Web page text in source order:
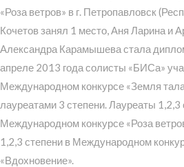
«Роза ветров» в г. Петропавловск
Кочетов занял 1 место, Аня Ларина и
Александра Карамышева стала
апреле 2013 года солисты «БИСа»
Международном конкурсе «Земля
лауреатами 3 степени. Лауреаты 1,2,3
Международном конкурсе «Роза
1,2,3 степени в Международном
«Вдохновение».